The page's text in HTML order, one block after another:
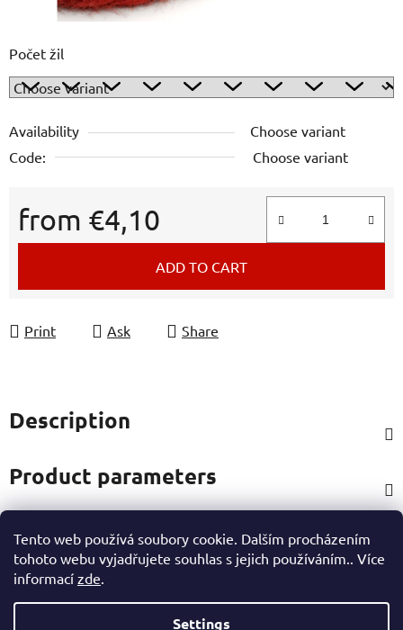
Tento web používá soubory cookie. Dalším procházením
tohoto webu vyjadřujete souhlas s jejich používáním.. Více
informací zde.
Settings
Počet žil
Availability
Choose variant
Code:
Choose variant
from €4,10
Measure price:
ADD TO CART
Print Ask Share
Description
Product parameters
Rating
Other information